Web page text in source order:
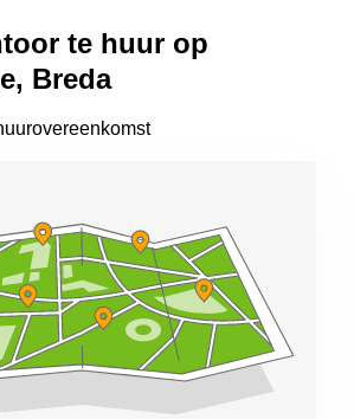
te huur op
Breda